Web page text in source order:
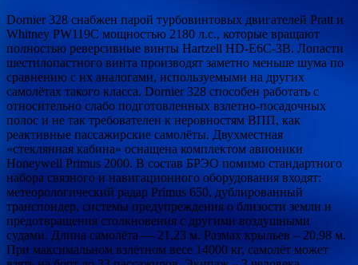
Dornier 328 снабжен парой турбовинтовых двигателей Pratt и
Whitney PW119C мощностью 2180 л.с., которые вращают
полностью реверсивные винты Hartzell HD-E6C-3B. Лопасти
шестилопастного винта производят заметно меньше шума по
сравнению с их аналогами, используемыми на других
самолётах такого класса. Dornier 328 способен работать с
относительно слабо подготовленных взлетно-посадочных
полос и не так требователен к неровностям ВПП, как
реактивные пассажирские самолёты. Двухместная
«стеклянная кабина» оснащена комплектом авионики
Honeywell Primus 2000. В состав БРЭО помимо стандартного
набора связного и навигационного оборудования входят:
метеорологический радар Primus 650, дублированный
транспондер, системы предупреждения о близости земли и
предотвращения столкновения с другими воздушными
судами. Длина самолёта — 21,23 м. Размах крыльев – 20,98 м.
При максимальном взлётном весе 14000 кг, самолёт может